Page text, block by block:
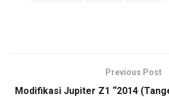
Previous Post
Modifikasi Jupiter Z1 “2014